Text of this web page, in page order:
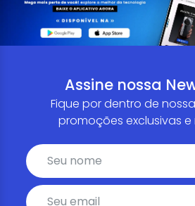
Assine nossa
Fique por dentro de
promoções exclusivas e